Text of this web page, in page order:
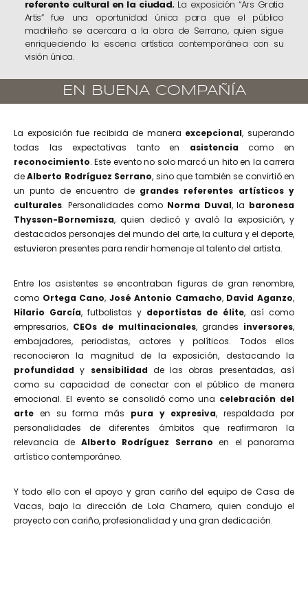
referente cultural en la ciudad. La exposición “Ars Gratia
Artis”fue una oportunidad única para que el público
madrileño se acercara a la obra de Serrano, quien sigue
enriqueciendo la escena artística contemporánea con su
visión única.
EN BUENA COMPAÑÍA
La exposición fue recibida de manera excepcional, superando
todas las expectativas tanto en asistencia como en
reconocimiento. Este evento no solo marcó un hito en la carrera
deAlberto Rodríguez Serrano, sino que también se convirtió en
un punto de encuentro de grandes referentes artísticos y
culturales. Personalidades como Norma Duval, la baronesa
Thyssen-Bornemisza, quien dedicó y avaló la exposición, y
destacados personajes del mundo del arte, la cultura y el deporte,
estuvieron presentes para rendir homenaje al talento del artista.
Entre los asistentes se encontraban figuras de gran renombre,
como Ortega Cano, José Antonio Camacho, David Aganzo,
Hilario García, futbolistas y deportistas de élite, así como
empresarios, CEOs de multinacionales, grandes inversores,
embajadores, periodistas, actores y políticos. Todos ellos
reconocieron la magnitud de la exposición, destacando la
profundidad y sensibilidad de las obras presentadas, así
como su capacidad de conectar con el público de manera
emocional. El evento se consolidó como una celebración del
arte en su forma más pura y expresiva, respaldada por
personalidades de diferentes ámbitos que reafirmaron la
relevancia de Alberto Rodríguez Serrano en el panorama
artístico contemporáneo.
Y todo ello con el apoyo y gran cariño del equipo de Casa de
Vacas, bajo la dirección de Lola Chamero, quien condujo el
proyecto con cariño, profesionalidad y una gran dedicación.